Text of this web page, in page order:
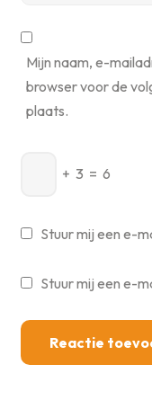
Mijn naam, e-
browser voor de
plaats.
+ 3 = 6
Stuur mij een e-
Stuur mij een e-